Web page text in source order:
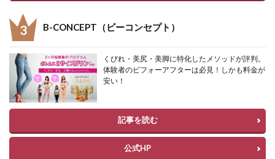
B-CONCEPT（ビーコンセプト）
くびれ・美尻・美脚に特化したメソッドが評判。
体験者のビフォーアフターは必見！しかも料金が
安い！
記事を読む
公式HP